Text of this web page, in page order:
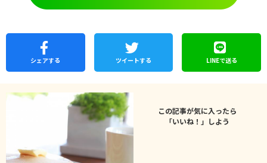
シェアする ツイートする LINEで送る
この記事が気に入ったら
「いいね！」しよう